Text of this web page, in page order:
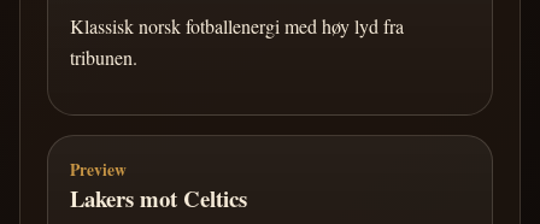
Klassisk norsk fotballenergi med høy lyd fra
tribunen.
Preview
Lakers mot Celtics